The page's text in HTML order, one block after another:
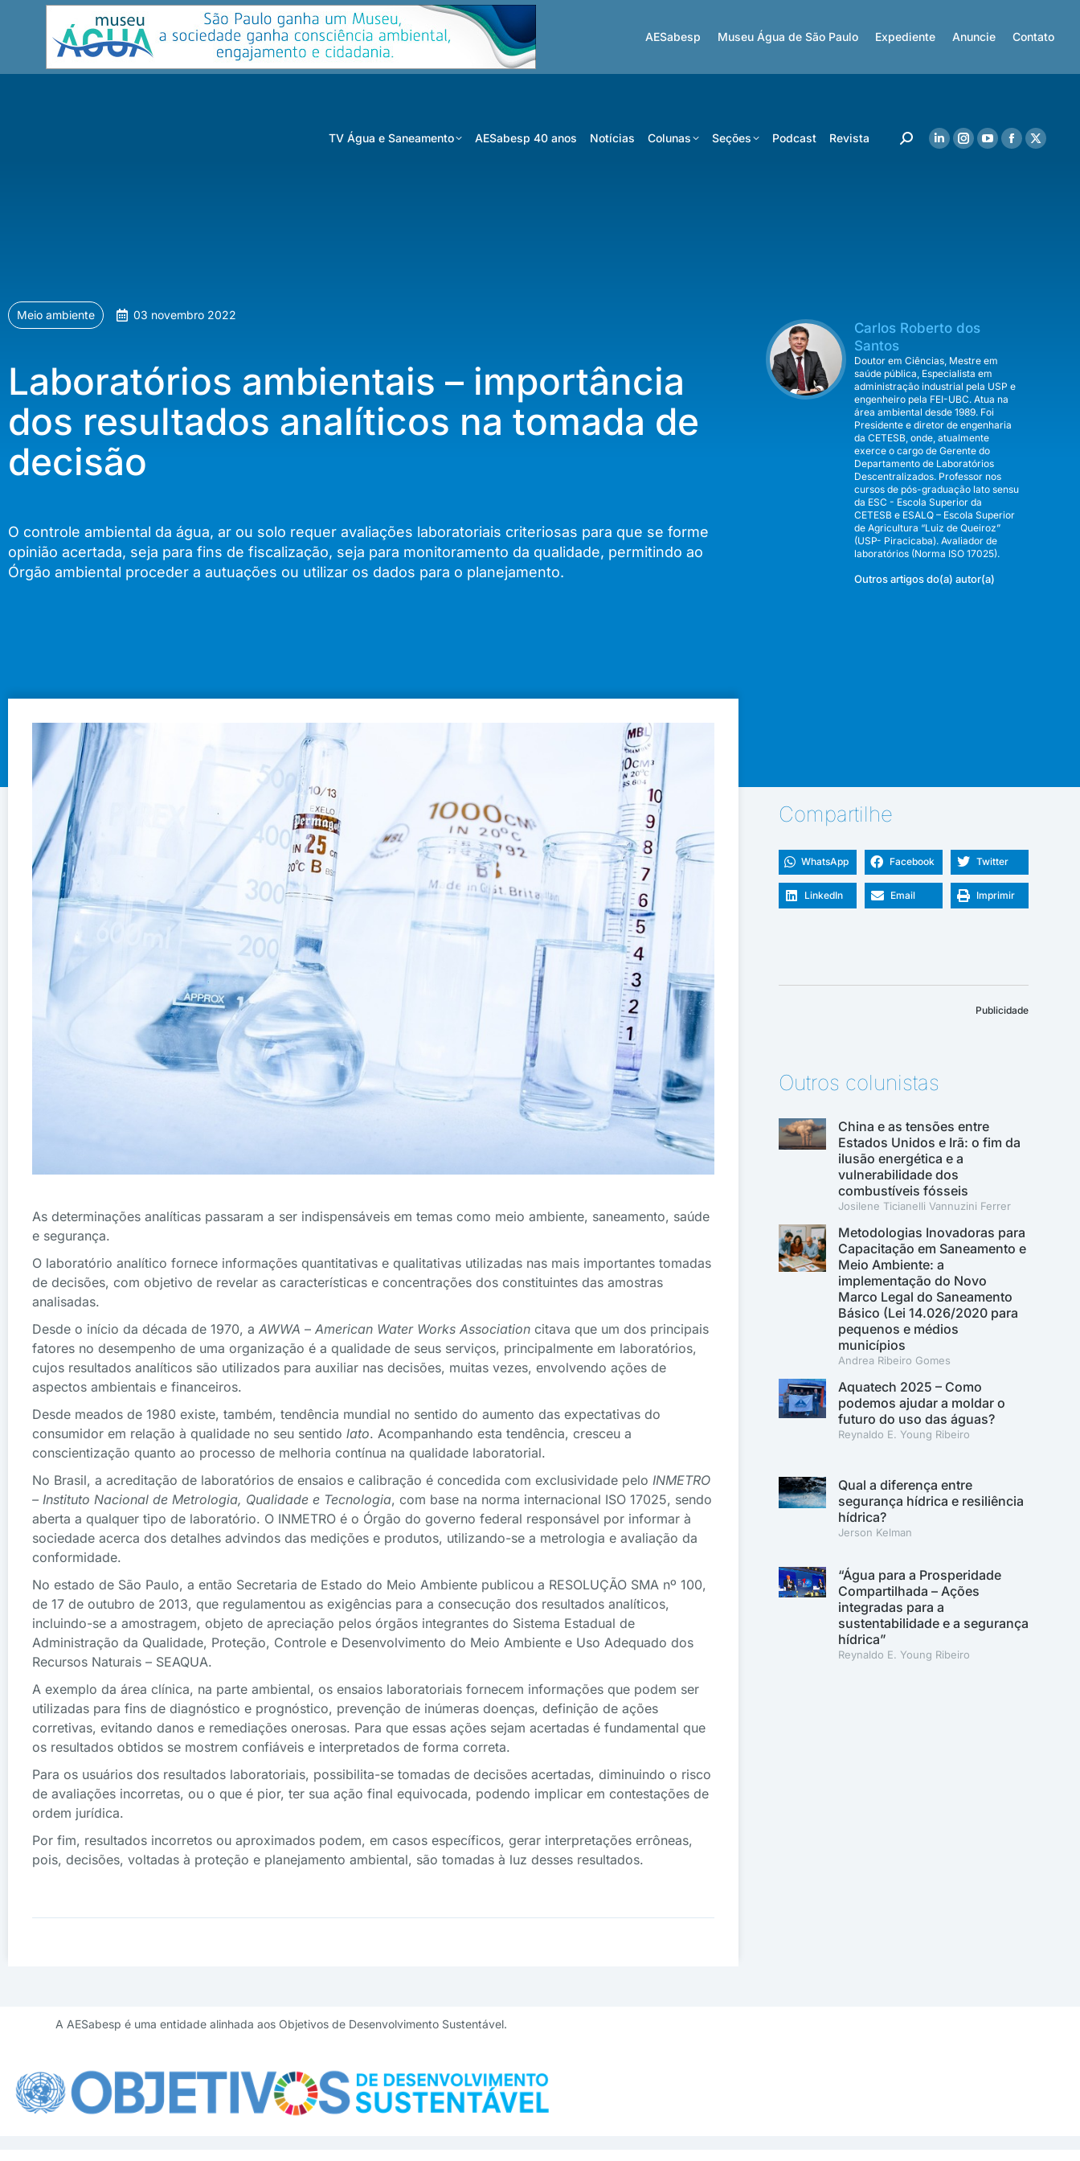
AESabesp Museu Água de São Paulo Expediente Anuncie Contato
TV Água e Saneamento AESabesp 40 anos Notícias Colunas Seções Podcast Revista
Meio ambiente 03 novembro 2022
Laboratórios ambientais – importância
dos resultados analíticos na tomada de
decisão
O controle ambiental da água, ar ou solo requer avaliações laboratoriais criteriosas para que se forme
opinião acertada, seja para fins de fiscalização, seja para monitoramento da qualidade, permitindo ao
Órgão ambiental proceder a autuações ou utilizar os dados para o planejamento.
Carlos Roberto dos
Santos
Doutor em Ciências, Mestre em
saúde pública, Especialista em
administração industrial pela USP e
engenheiro pela FEI-UBC. Atua na
área ambiental desde 1989. Foi
Presidente e diretor de engenharia
da CETESB, onde, atualmente
exerce o cargo de Gerente do
Departamento de Laboratórios
Descentralizados. Professor nos
cursos de pós-graduação lato sensu
da ESC - Escola Superior da
CETESB e ESALQ – Escola Superior
de Agricultura “Luiz de Queiroz”
(USP- Piracicaba). Avaliador de
laboratórios (Norma ISO 17025).
Outros artigos do(a) autor(a)
As determinações analíticas passaram a ser indispensáveis em temas como meio ambiente, saneamento, saúde
e segurança.
O laboratório analítico fornece informações quantitativas e qualitativas utilizadas nas mais importantes tomadas
de decisões, com objetivo de revelar as características e concentrações dos constituintes das amostras
analisadas.
Desde o início da década de 1970, a AWWA – American Water Works Association citava que um dos principais
fatores no desempenho de uma organização é a qualidade de seus serviços, principalmente em laboratórios,
cujos resultados analíticos são utilizados para auxiliar nas decisões, muitas vezes, envolvendo ações de
aspectos ambientais e financeiros.
Desde meados de 1980 existe, também, tendência mundial no sentido do aumento das expectativas do
consumidor em relação à qualidade no seu sentido lato. Acompanhando esta tendência, cresceu a
conscientização quanto ao processo de melhoria contínua na qualidade laboratorial.
No Brasil, a acreditação de laboratórios de ensaios e calibração é concedida com exclusividade pelo INMETRO
– Instituto Nacional de Metrologia, Qualidade e Tecnologia, com base na norma internacional ISO 17025, sendo
aberta a qualquer tipo de laboratório. O INMETRO é o Órgão do governo federal responsável por informar à
sociedade acerca dos detalhes advindos das medições e produtos, utilizando-se a metrologia e avaliação da
conformidade.
No estado de São Paulo, a então Secretaria de Estado do Meio Ambiente publicou a RESOLUÇÃO SMA nº 100,
de 17 de outubro de 2013, que regulamentou as exigências para a consecução dos resultados analíticos,
incluindo-se a amostragem, objeto de apreciação pelos órgãos integrantes do Sistema Estadual de
Administração da Qualidade, Proteção, Controle e Desenvolvimento do Meio Ambiente e Uso Adequado dos
Recursos Naturais – SEAQUA.
A exemplo da área clínica, na parte ambiental, os ensaios laboratoriais fornecem informações que podem ser
utilizadas para fins de diagnóstico e prognóstico, prevenção de inúmeras doenças, definição de ações
corretivas, evitando danos e remediações onerosas. Para que essas ações sejam acertadas é fundamental que
os resultados obtidos se mostrem confiáveis e interpretados de forma correta.
Para os usuários dos resultados laboratoriais, possibilita-se tomadas de decisões acertadas, diminuindo o risco
de avaliações incorretas, ou o que é pior, ter sua ação final equivocada, podendo implicar em contestações de
ordem jurídica.
Por fim, resultados incorretos ou aproximados podem, em casos específicos, gerar interpretações errôneas,
pois, decisões, voltadas à proteção e planejamento ambiental, são tomadas à luz desses resultados.
Compartilhe
WhatsApp Facebook Twitter
LinkedIn Email Imprimir
Publicidade
Outros colunistas
China e as tensões entre
Estados Unidos e Irã: o fim da
ilusão energética e a
vulnerabilidade dos
combustíveis fósseis
Josilene Ticianelli Vannuzini Ferrer
Metodologias Inovadoras para
Capacitação em Saneamento e
Meio Ambiente: a
implementação do Novo
Marco Legal do Saneamento
Básico (Lei 14.026/2020 para
pequenos e médios
municípios
Andrea Ribeiro Gomes
Aquatech 2025 – Como
podemos ajudar a moldar o
futuro do uso das águas?
Reynaldo E. Young Ribeiro
Qual a diferença entre
segurança hídrica e resiliência
hídrica?
Jerson Kelman
“Água para a Prosperidade
Compartilhada – Ações
integradas para a
sustentabilidade e a segurança
hídrica”
Reynaldo E. Young Ribeiro
A AESabesp é uma entidade alinhada aos Objetivos de Desenvolvimento Sustentável.